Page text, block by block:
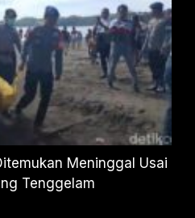
Meninggal Usai
Tenggelam